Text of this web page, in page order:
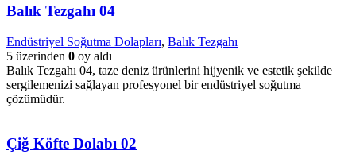
Balık Tezgahı 04
Endüstriyel Soğutma Dolapları, Balık Tezgahı
5 üzerinden 0 oy aldı
Balık Tezgahı 04, taze deniz ürünlerini hijyenik ve estetik şekilde
sergilemenizi sağlayan profesyonel bir endüstriyel soğutma
çözümüdür.
Çiğ Köfte Dolabı 02